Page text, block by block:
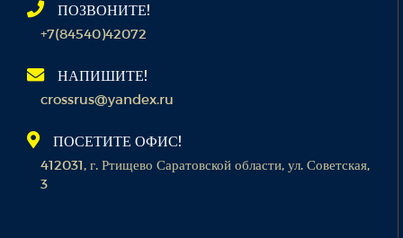
ПОЗВОНИТЕ!
+7(84540)42072
НАПИШИТЕ!
crossrus@yandex.ru
ПОСЕТИТЕ ОФИС!
412031, г. Ртищево Саратовской области, ул. Советская,
3